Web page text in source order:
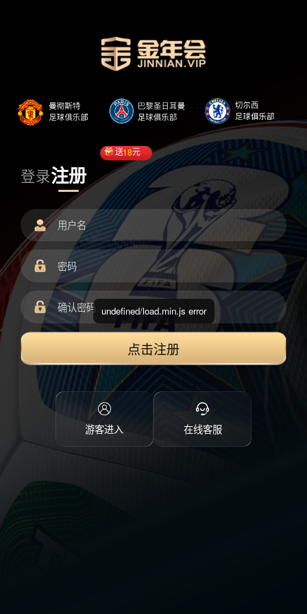
登录注册
送18元
点击注册
游客进入 在线客服
undefined/load.min.js error